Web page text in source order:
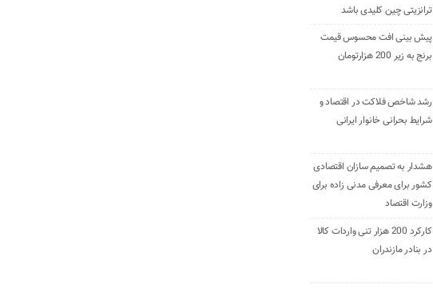
ترانزیتی چین کلیدی باشد
پیش بینی افت محسوس قیمت
برنج به زیر 200 هزارتومان
رشد شاخص فلاکت در اقتصاد و
شرایط بحرانی خانوار ایرانی
هشدار به تصمیم سازان اقتصادی
کشور برای معرفی مدنی زاده برای
وزارت اقتصاد
کارکرد 200 هزار تنی واردات کالا
در بنادر مازندران